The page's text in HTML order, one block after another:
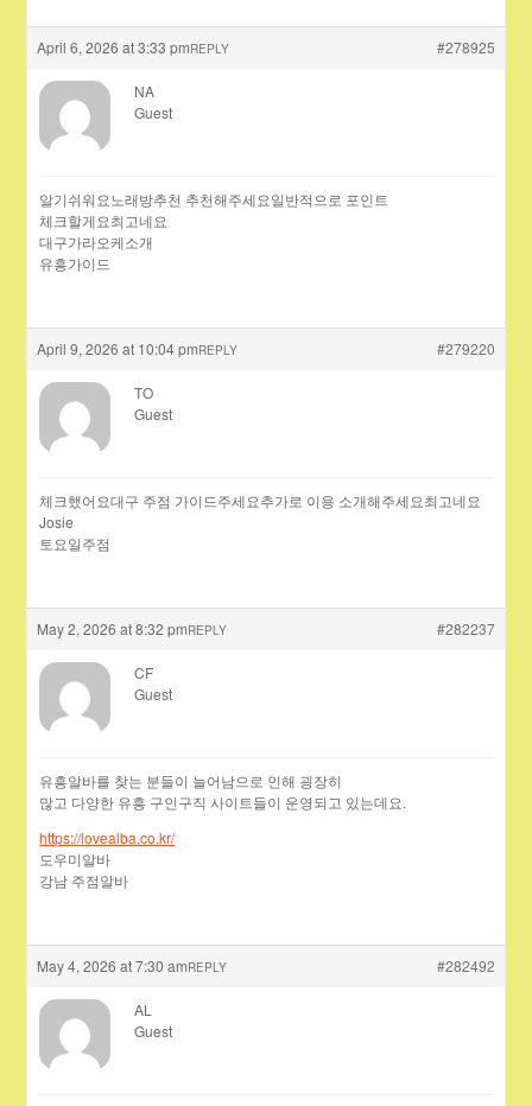
April 6, 2026 at 3:33 pm #278925
REPLY
NA
Guest
알기쉬워요노래방추천 추천해주세요일반적으로 포인트
체크할게요최고네요
대구가라오케소개
유흥가이드
April 9, 2026 at 10:04 pm #279220
REPLY
TO
Guest
체크했어요대구 주점 가이드주세요추가로 이용 소개해주세요최고네요
Josie
토요일주점
May 2, 2026 at 8:32 pm #282237
REPLY
CF
Guest
유흥알바를 찾는 분들이 늘어남으로 인해 굉장히
많고 다양한 유흥 구인구직 사이트들이 운영되고 있는데요.
https://lovealba.co.kr/
도우미알바
강남 주점알바
May 4, 2026 at 7:30 am #282492
REPLY
AL
Guest